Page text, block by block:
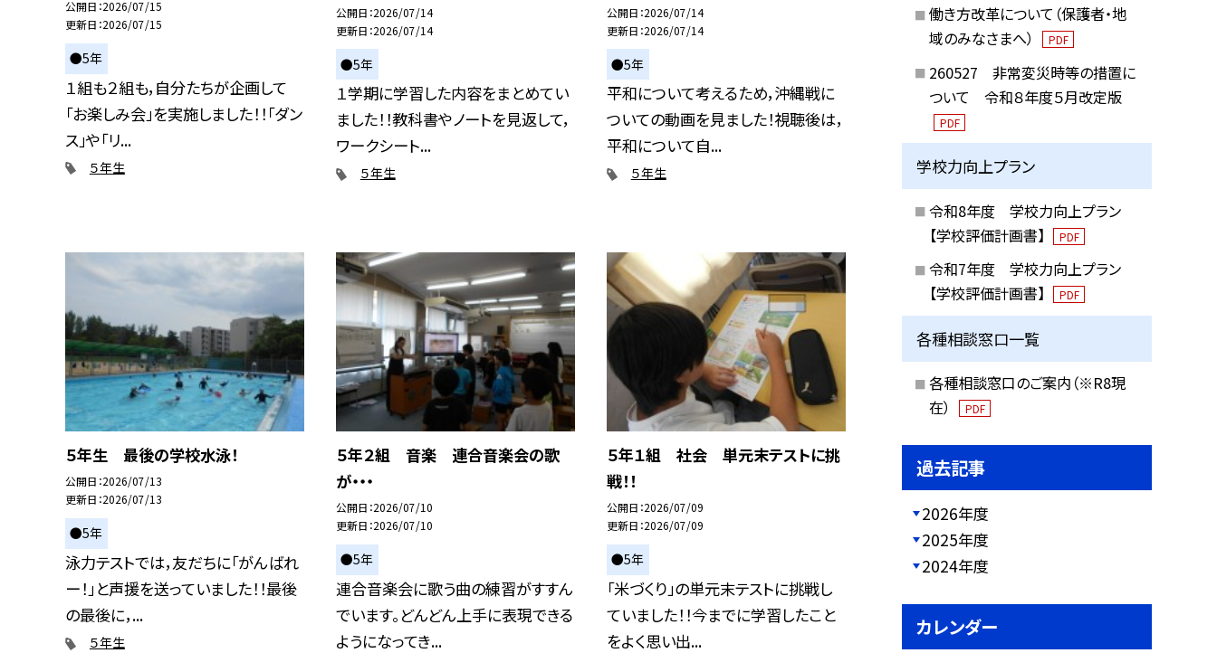
公開日 2026/07/15
更新日 2026/07/15
●5年
１組も２組も，自分たちが企画して
「お楽しみ会」を実施しました！！「ダン
ス」や「リ...
５年生
公開日 2026/07/14
更新日 2026/07/14
●5年
１学期に学習した内容をまとめてい
ました！！教科書やノートを見返して，
ワークシート...
５年生
公開日 2026/07/14
更新日 2026/07/14
●5年
平和について考えるため，沖縄戦に
ついての動画を見ました！視聴後は，
平和について自...
５年生
５年生 最後の学校水泳！
公開日 2026/07/13
更新日 2026/07/13
●5年
泳力テストでは，友だちに「がんばれ
ー！」と声援を送っていました！！最後
の最後に，...
５年生
５年２組 音楽 連合音楽会の歌
が・・・
公開日 2026/07/10
更新日 2026/07/10
●5年
連合音楽会に歌う曲の練習がすすん
でいます。どんどん上手に表現できる
ようになってき...
５年１組 社会 単元末テストに挑
戦！！
公開日 2026/07/09
更新日 2026/07/09
●5年
「米づくり」の単元末テストに挑戦し
ていました！！今までに学習したこと
をよく思い出...
働き方改革について（保護者・地
域のみなさまへ）
PDF
260527 非常変災時等の措置に
ついて 令和８年度５月改定版
PDF
学校力向上プラン
令和8年度 学校力向上プラン
【学校評価計画書】
PDF
令和7年度 学校力向上プラン
【学校評価計画書】
PDF
各種相談窓口一覧
各種相談窓口のご案内（※R8現
在）
PDF
過去記事
2026年度
2025年度
2024年度
カレンダー